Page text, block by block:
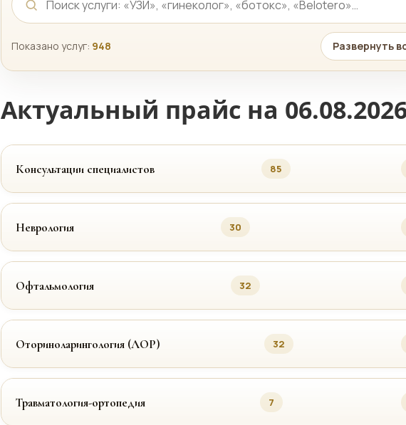
Показано услуг: 948 Развернуть
Актуальный прайс на
Консультации специалистов 85
Неврология 30
Офтальмология 32
Оториноларингология (ЛОР) 32
Травматология-ортопедия 7